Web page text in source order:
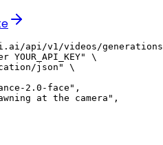
api/v1/videos/
YOUR_API_KEY" \
json" \
2.0-face",
at the camera",